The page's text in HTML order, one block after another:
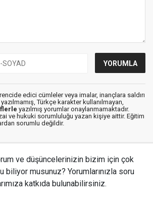
edici cümleler veya imalar, inançlara saldırı
Türkçe karakter kullanılmayan,
yazılmış yorumlar onaylanmamaktadır.
ve hukuki sorumluluğu yazan kişiye aittir. Eğitim
sorumlu değildir.
ve düşüncelerinizin bizim için çok
biliyor musunuz? Yorumlarınızla soru
katkıda bulunabilirsiniz.